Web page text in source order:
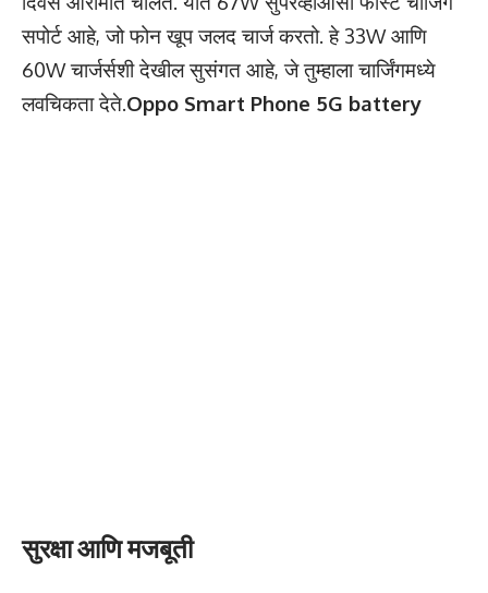
सपोर्ट आहे, जो फोन खूप जलद चार्ज करतो. हे 33W आणि
60W चार्जर्सशी देखील सुसंगत आहे, जे तुम्हाला चार्जिंगमध्ये
लवचिकता देते.Oppo Smart Phone 5G battery
सुरक्षा आणि मजबूती